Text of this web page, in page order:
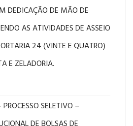
DEDICAÇÃO DE MÃO DE
AS ATIVIDADES DE ASSEIO
24 (VINTE E QUATRO)
E ZELADORIA.
SELETIVO –